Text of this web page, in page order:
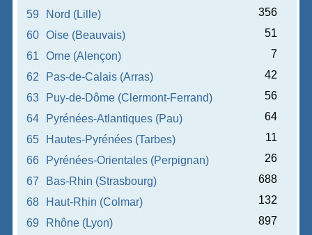
59
Nord (Lille)
356
60
Oise (Beauvais)
51
61
Orne (Alençon)
7
62
Pas-de-Calais (Arras)
42
63
Puy-de-Dôme (Clermont-Ferrand)
56
64
Pyrénées-Atlantiques (Pau)
64
65
Hautes-Pyrénées (Tarbes)
11
66
Pyrénées-Orientales (Perpignan)
26
67
Bas-Rhin (Strasbourg)
688
68
Haut-Rhin (Colmar)
132
69
Rhône (Lyon)
897